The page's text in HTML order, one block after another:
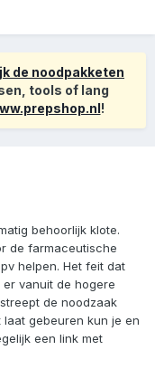
de noodpakketen
tools of lang
!
behoorlijk klote.
de farmaceutische
helpen. Het feit dat
vanuit de hogere
de noodzaak
gebeuren kun je en
een link met